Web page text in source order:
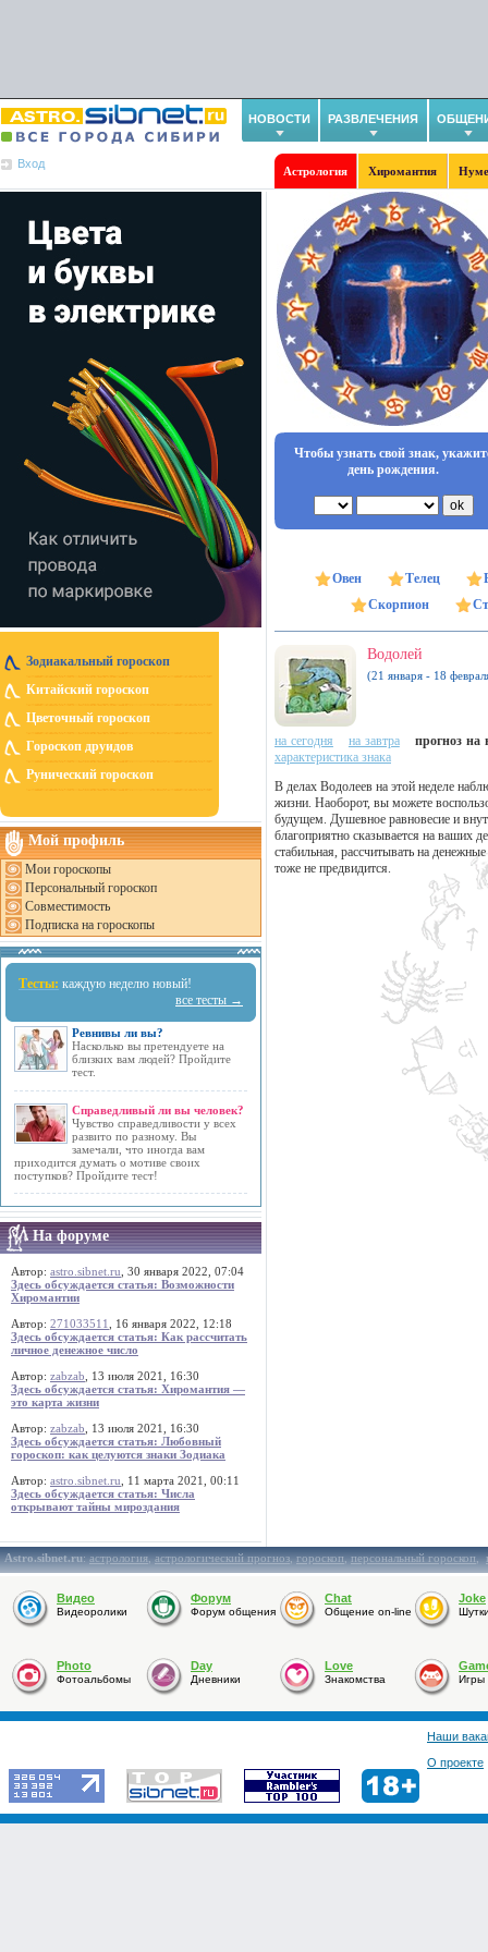
НОВОСТИ РАЗВЛЕЧЕНИЯ
Вход
Астрология Хиромантия
Зодиакальный гороскоп
Китайский гороскоп
Цветочный гороскоп
Гороскоп друидов
Рунический гороскоп
Мой профиль
Мои гороскопы
Персональный гороскоп
Совместимость
Подписка на гороскопы
Тесты: каждую неделю новый!
все тесты →
Ревнивы ли вы?
Насколько вы претендуете на
близких вам людей? Пройдите
тест.
Справедливый ли вы человек?
Чувство справедливости у всех
развито по разному. Вы
замечали, что иногда вам
приходится думать о мотиве своих
поступков? Пройдите тест!
На форуме
Автор: astro.sibnet.ru , 30 января 2022, 07:04
Здесь обсуждается статья: Возможности
Хиромантии
Автор: 271033511
, 16 января 2022, 12:18
Здесь обсуждается статья: Как рассчитать
личное денежное число
Автор: zabzab , 13 июля 2021, 16:30
Здесь обсуждается статья: Хиромантия —
это карта жизни
Автор: zabzab , 13 июля 2021, 16:30
Здесь обсуждается статья: Любовный
гороскоп: как целуются знаки Зодиака
Автор: astro.sibnet.ru , 11 марта 2021, 00:11
Здесь обсуждается статья: Числа
открывают тайны мироздания
Чтобы узнать свой знак,
день рождения.
Овен Телец
Скорпион
Водолей
(21 января - 18
на сегодня на завтра
прогноз на
характеристика знака
В делах Водолеев на этой неделе
жизни. Наоборот, вы можете
будущем. Душевное равновесие и
благоприятно сказывается на ваших
стабильная, рассчитывать на
тоже не предвидится.
Astro.sibnet.ru:астрология,астрологический прогноз,гороскоп,персональный гороскоп,
Видео
Видеоролики
Форум
Форум общения
Chat
Общение on-line
Joke
Photo
Фотоальбомы
Day
Дневники
Love
Знакомства Игры
Наши
О проекте